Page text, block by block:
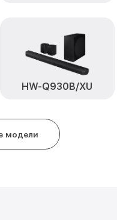
HW-Q930B/XU
модели